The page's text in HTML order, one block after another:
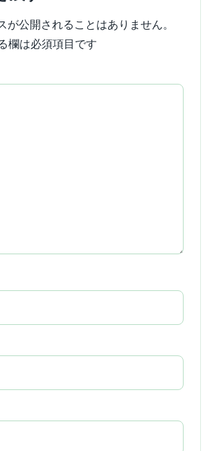
が公開されることはありません。
欄は必須項目です